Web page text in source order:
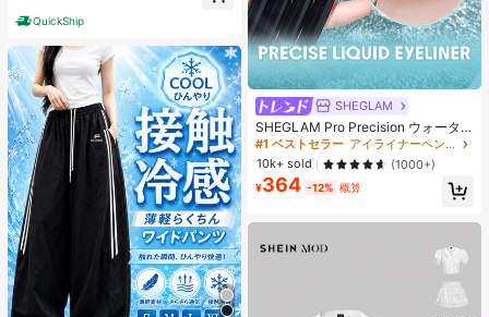
QuickShip
SHEGLAM
SHEGLAM Pro Precision ウォータ
ープルーフリキッドアイライナー-Bl
ack 女性と女の子のためのブランド
ビューティーコスメメイクアップ
#1 ベストセラー
アイライナーペンシル アイライナー
10k+ sold
(1000+)
¥364 -12% 概算